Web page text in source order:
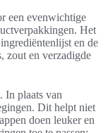
een evenwichtige
Het
en de
zout en verzadigde
In plaats van
Dit helpt niet
doen leuker en